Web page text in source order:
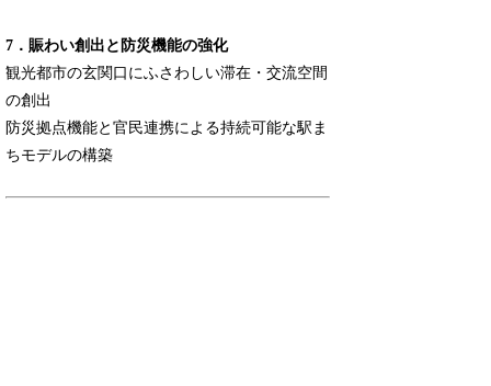
7．賑わい創出と防災機能の強化
観光都市の玄関口にふさわしい滞在・交流空間
の創出
防災拠点機能と官民連携による持続可能な駅ま
ちモデルの構築